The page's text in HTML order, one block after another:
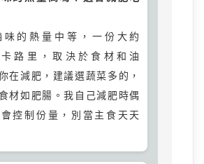
味的熱量中等，一份大約
路里，取決於食材和油
在減肥，建議選蔬菜多的，
材如肥腸。我自己減肥時偶
控制份量，別當主食天天